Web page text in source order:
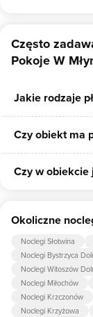
Często
Pokoje W
Jakie rodzaje
W obiekcie
Czy obiekt ma
Tak, Pokoje W
Czy w obiekcie
Okoliczne
Noclegi Słotwina
Noclegi Bystrzyca
Noclegi Witoszów
Noclegi Miłochów
Noclegi Krzczonów
Noclegi Krzyżowa